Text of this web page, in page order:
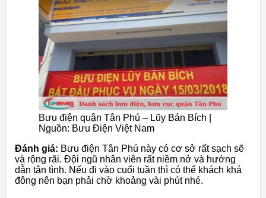
Bưu điện quận Tân Phú – Lũy Bán Bích |
Nguồn: Bưu Điện Việt Nam
Đánh giá: Bưu điện Tân Phú này có cơ sở rất sạch sẽ
và rộng rãi. Đội ngũ nhân viên rất niềm nở và hướng
dẫn tận tình. Nếu đi vào cuối tuần thì có thể khách khá
đông nên bạn phải chờ khoảng vài phút nhé.